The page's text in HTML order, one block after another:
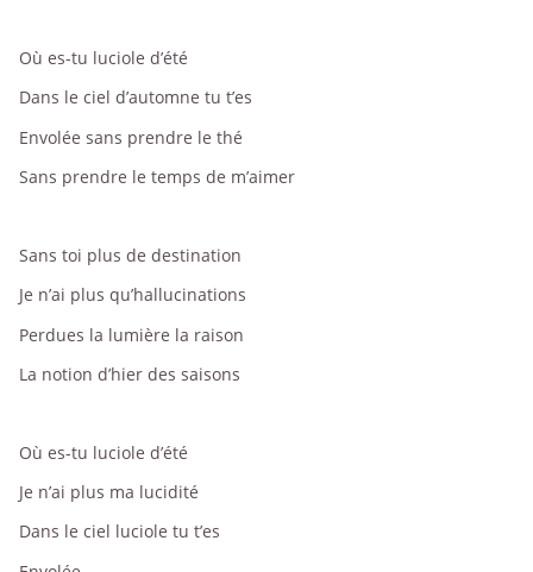
Où es-tu luciole d’été
Dans le ciel d’automne tu t’es
Envolée sans prendre le thé
Sans prendre le temps de m’aimer
Sans toi plus de destination
Je n’ai plus qu’hallucinations
Perdues la lumière la raison
La notion d’hier des saisons
Où es-tu luciole d’été
Je n’ai plus ma lucidité
Dans le ciel luciole tu t’es